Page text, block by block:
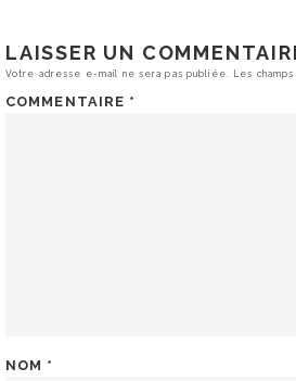
LAISSER UN
Votre adresse e-mail ne sera pas publiée. Les
COMMENTAIRE *
NOM *